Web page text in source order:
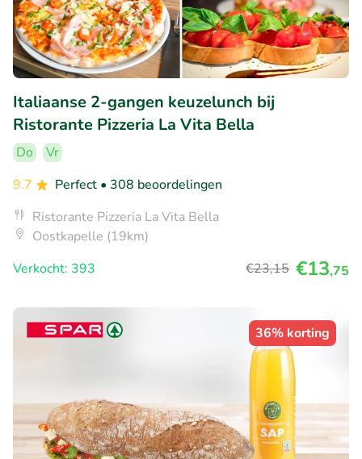
Italiaanse 2-gangen keuzelunch bij
Ristorante Pizzeria La Vita Bella
Do
Vr
9.7
Perfect • 308 beoordelingen
Ristorante Pizzeria La Vita Bella
Oostkapelle (19km)
Verkocht: 393
€23,15 €13,75
36% korting